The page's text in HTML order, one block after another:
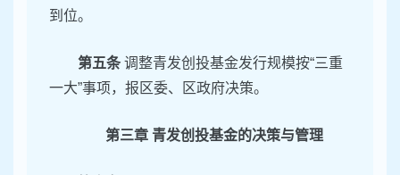
到位。
第五条 调整青发创投基金发行规模按“三重
一大”事项，报区委、区政府决策。
第三章 青发创投基金的决策与管理